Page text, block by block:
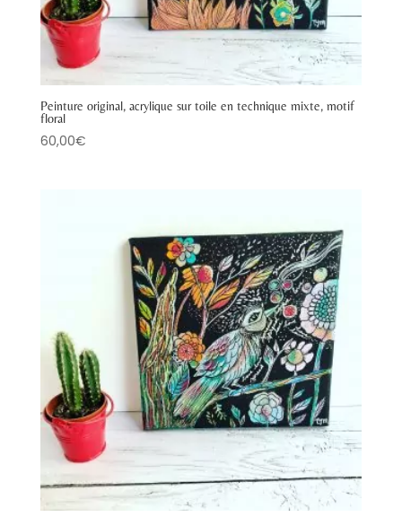
Peinture original, acrylique sur toile en technique mixte, motif
floral
60,00€